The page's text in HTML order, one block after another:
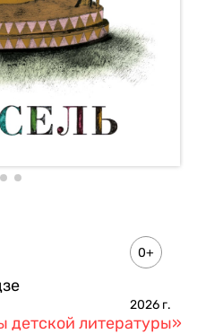
0+
2026 г.
детской литературы»